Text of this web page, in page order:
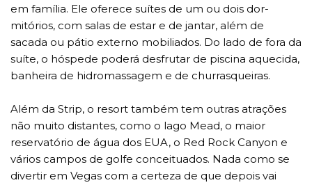
em família. Ele oferece suítes de um ou dois dor-
mitórios, com salas de estar e de jantar, além de
sacada ou pátio externo mobiliados. Do lado de fora da
suíte, o hóspede poderá desfrutar de piscina aquecida,
banheira de hidromassagem e de churrasqueiras.
Além da Strip, o resort também tem outras atrações
não muito distantes, como o lago Mead, o maior
reservatório de água dos EUA, o Red Rock Canyon e
vários campos de golfe conceituados. Nada como se
divertir em Vegas com a certeza de que depois vai